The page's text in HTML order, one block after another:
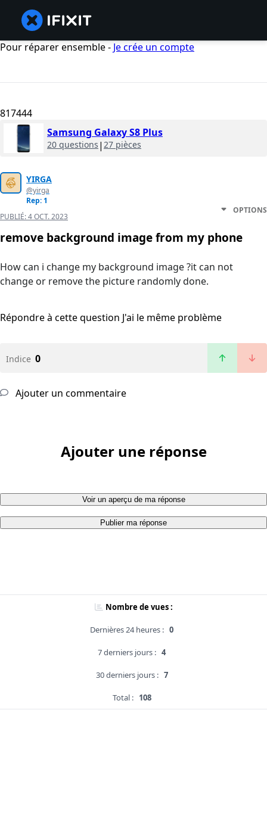
Pour réparer ensemble - Je crée un compte
817444
Samsung Galaxy S8 Plus
20 questions | 27 pièces
YIRGA
@yirga
Rep: 1
PUBLIÉ:4 OCT. 2023
OPTIONS
remove background image from my phone
How can i change my background image ?it can not
change or remove the picture randomly done.
Répondre à cette question J'ai le même problème
Indice 0
Ajouter un commentaire
Ajouter une réponse
Voir un aperçu de ma réponse
Publier ma réponse
Nombre de vues :
Dernières 24 heures : 0
7 derniers jours : 4
30 derniers jours : 7
Total : 108